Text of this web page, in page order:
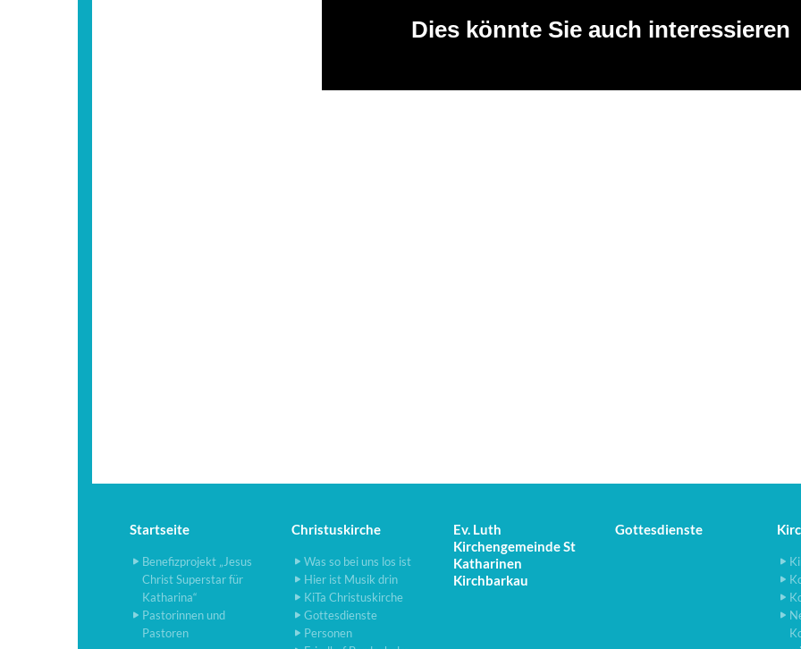
Dies könnte Sie auch interessieren
Startseite
Benefizprojekt „Jesus
Christ Superstar für
Katharina“
Pastorinnen und
Pastoren
Christuskirche
Was so bei uns los ist
Hier ist Musik drin
KiTa Christuskirche
Gottesdienste
Personen
Ev. Luth
Kirchengemeinde St
Katharinen
Kirchbarkau
Gottesdienste